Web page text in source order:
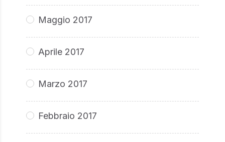
Maggio 2017
Aprile 2017
Marzo 2017
Febbraio 2017